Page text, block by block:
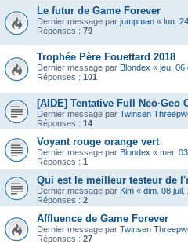
Le futur de Game Forever
Dernier message par jumpman « lun.
Réponses : 79
Trophée Père Fouettard 2018
Dernier message par Blondex « jeu. 06
Réponses : 101
[AIDE] Tentative Full Neo·Geo
Dernier message par Twinsen
Réponses : 14
Voyant rouge orange vert
Dernier message par Blondex « mer.
Réponses : 1
Qui est le meilleur testeur de
Dernier message par Kim « dim. 08 juil.
Réponses : 2
Affluence de Game Forever
Dernier message par Twinsen
Réponses : 27